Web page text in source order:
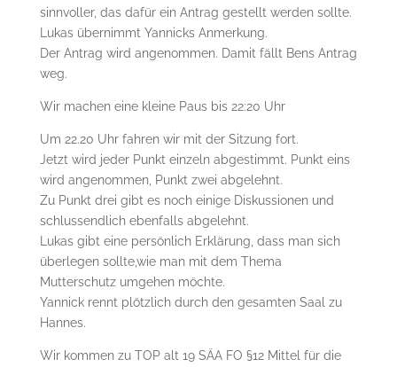
sinnvoller, das dafür ein Antrag gestellt werden sollte.
Lukas übernimmt Yannicks Anmerkung.
Der Antrag wird angenommen. Damit fällt Bens Antrag
weg.
Wir machen eine kleine Paus bis 22:20 Uhr
Um 22.20 Uhr fahren wir mit der Sitzung fort.
Jetzt wird jeder Punkt einzeln abgestimmt. Punkt eins
wird angenommen, Punkt zwei abgelehnt.
Zu Punkt drei gibt es noch einige Diskussionen und
schlussendlich ebenfalls abgelehnt.
Lukas gibt eine persönlich Erklärung, dass man sich
überlegen sollte,wie man mit dem Thema
Mutterschutz umgehen möchte.
Yannick rennt plötzlich durch den gesamten Saal zu
Hannes.
Wir kommen zu TOP alt 19 SÄA FO §12 Mittel für die